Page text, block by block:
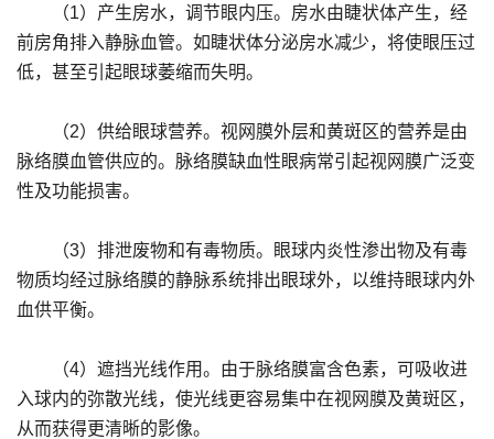
（1）产生房水，调节眼内压。房水由睫状体产生，经
前房角排入静脉血管。如睫状体分泌房水减少，将使眼压过
低，甚至引起眼球萎缩而失明。
（2）供给眼球营养。视网膜外层和黄斑区的营养是由
脉络膜血管供应的。脉络膜缺血性眼病常引起视网膜广泛变
性及功能损害。
（3）排泄废物和有毒物质。眼球内炎性渗出物及有毒
物质均经过脉络膜的静脉系统排出眼球外，以维持眼球内外
血供平衡。
（4）遮挡光线作用。由于脉络膜富含色素，可吸收进
入球内的弥散光线，使光线更容易集中在视网膜及黄斑区，
从而获得更清晰的影像。